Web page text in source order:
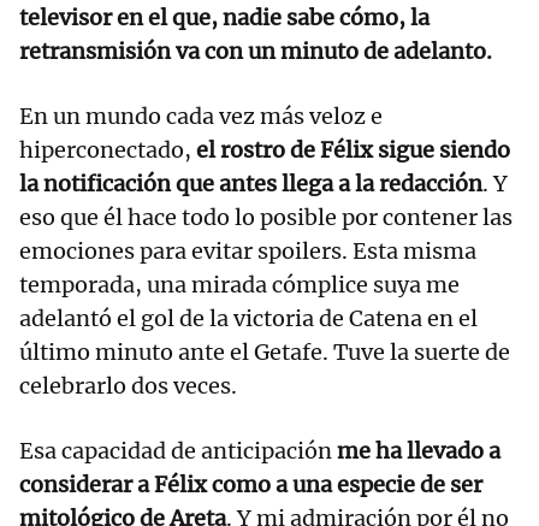
televisor en el que, nadie sabe cómo, la
retransmisión va con un minuto de adelanto.
En un mundo cada vez más veloz e
hiperconectado, el rostro de Félix sigue siendo
la notificación que antes llega a la redacción. Y
eso que él hace todo lo posible por contener las
emociones para evitar spoilers. Esta misma
temporada, una mirada cómplice suya me
adelantó el gol de la victoria de Catena en el
último minuto ante el Getafe. Tuve la suerte de
celebrarlo dos veces.
Esa capacidad de anticipaciónme ha llevado a
considerar a Félix como a una especie de ser
mitológico de Areta. Y mi admiración por él no